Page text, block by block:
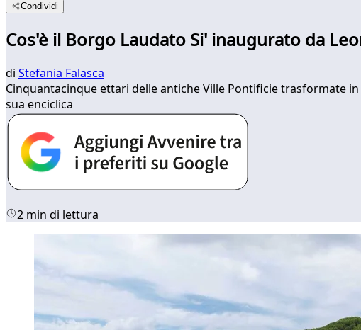
Condividi
Cos'è il Borgo Laudato Si' inaugurato da
di Stefania Falasca
Cinquantacinque ettari delle antiche Ville Pontificie trasformate
sua enciclica
2 min di lettura